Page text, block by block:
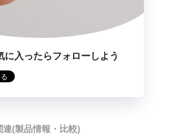
に入ったらフォローしよう
連(製品情報・比較)